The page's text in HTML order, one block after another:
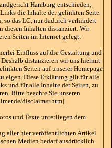
Hamburg entschieden,
die Inhalte der gelinkten Seite
so das LG, nur dadurch verhindert
diesen Inhalten distanziert. Wir
Seiten im Internet gelegt.
Einfluss auf die Gestaltung und
distanzieren wir uns hiermit
Seiten auf unserer Homepage
eigen. Diese Erklärung gilt für alle
und für alle Inhalte der Seiten, zu
Bitte beachte Sie unseren
disclaimer.htm]
und Texte unterliegen dem
aller hier veröffentlichten Artikel
Medien bedarf ausdrücklich